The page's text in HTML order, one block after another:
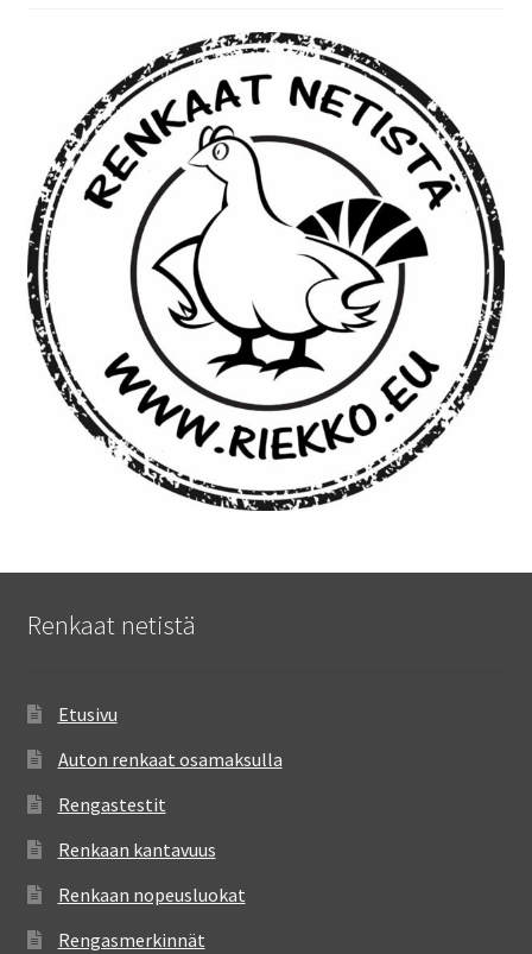
Renkaat netistä
Etusivu
Auton renkaat osamaksulla
Rengastestit
Renkaan kantavuus
Renkaan nopeusluokat
Rengasmerkinnät